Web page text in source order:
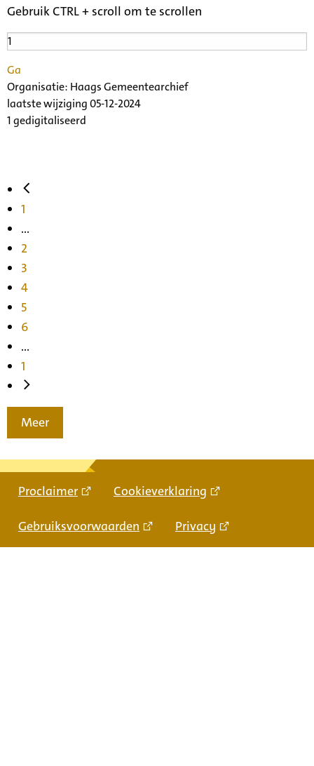
Gebruik CTRL + scroll om te scrollen
Ga
Organisatie: Haags Gemeentearchief
laatste wijziging 05-12-2024
1 gedigitaliseerd
1
...
2
3
4
5
6
...
1
Meer
Proclaimer Cookieverklaring
Gebruiksvoorwaarden Privacy